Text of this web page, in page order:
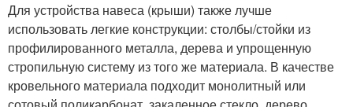
Для устройства навеса (крыши) также лучше
использовать легкие конструкции: столбы/стойки из
профилированного металла, дерева и упрощенную
стропильную систему из того же материала. В качестве
кровельного материала подходит монолитный или